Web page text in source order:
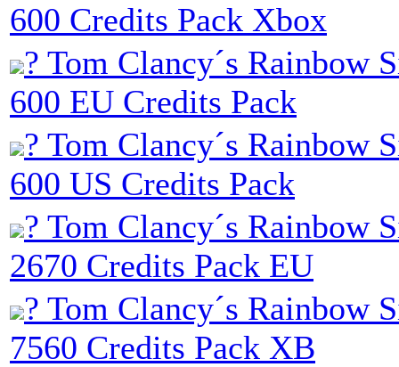
600 Credits Pack Xbox
? Tom Clancy´s Rainbow
600 EU Credits Pack
? Tom Clancy´s Rainbow
600 US Credits Pack
? Tom Clancy´s Rainbow
2670 Credits Pack EU
? Tom Clancy´s Rainbow
7560 Credits Pack XB